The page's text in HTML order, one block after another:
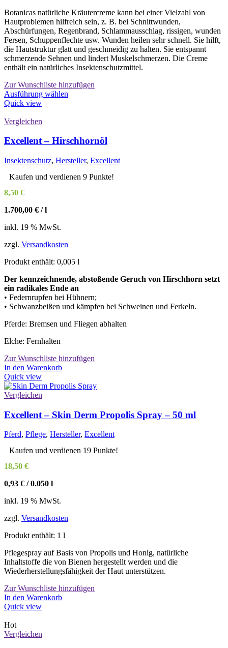
Botanicas natürliche Kräutercreme kann bei einer Vielzahl von
Hautproblemen hilfreich sein, z. B. bei Schnittwunden,
Abschürfungen, Regenbrand, Schlammausschlag, rissigen, wunden
Fersen, Schuppenflechte usw. Wunden heilen sehr schnell. Sie hilft,
die Hautstruktur glatt und geschmeidig zu halten. Sie entspannt
schmerzende Sehnen und lindert Muskelschmerzen. Die Creme
enthält ein natürliches Insektenschutzmittel.
Zur Wunschliste hinzufügen
Ausführung wählen
auf.
Optionen
können
auf
Quick view
Vergleichen
Excellent – Hirschhornöl
Insektenschutz, Hersteller, Excellent
Kaufen und verdienen 9 Punkte!
8,50 €
1.700,00 € /l
inkl. 19 % MwSt.
zzgl. Versandkosten
Produkt enthält: 0,005 l
Der kennzeichnende, abstoßende Geruch von Hirschhorn setzt
ein radikales Ende an
• Federnrupfen bei Hühnern;
• Schwanzbeißen und kämpfen bei Schweinen und Ferkeln.
Pferde: Bremsen und Fliegen abhalten
Elche: Fernhalten
Zur Wunschliste hinzufügen
In den Warenkorb
Quick view
Vergleichen
Excellent – Skin Derm Propolis Spray – 50 ml
Pferd, Pflege, Hersteller, Excellent
Kaufen und verdienen 19 Punkte!
18,50 €
0,93 € /0.050 l
inkl. 19 % MwSt.
zzgl. Versandkosten
Produkt enthält: 1 l
Pflegespray auf Basis von Propolis und Honig, natürliche
Inhaltstoffe die von Bienen hergestellt werden und die
Wiederherstellungsfähigkeit der Haut unterstützen.
Zur Wunschliste hinzufügen
In den Warenkorb
Quick view
Hot
Vergleichen